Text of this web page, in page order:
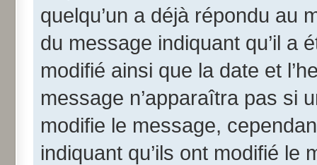
quelqu’un a déjà répondu au
du message indiquant qu’il a
modifié ainsi que la date et
message n’apparaîtra pas si
modifie le message,
indiquant qu’ils ont modifié le